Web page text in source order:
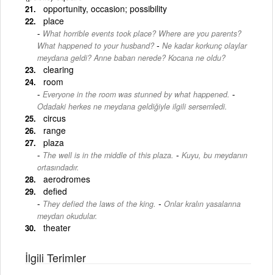
opportunity, occasion; possibility
place
What horrible events took place? Where are you parents?
What happened to your husband? - Ne kadar korkunç olaylar
meydana geldi? Anne baban nerede? Kocana ne oldu?
clearing
room
Everyone in the room was stunned by what happened. -
Odadaki herkes ne meydana geldiğiyle ilgili sersemledi.
circus
range
plaza
The well is in the middle of this plaza. - Kuyu, bu meydanın
ortasındadır.
aerodromes
defied
They defied the laws of the king. - Onlar kralın yasalarına
meydan okudular.
theater
İlgili Terimler